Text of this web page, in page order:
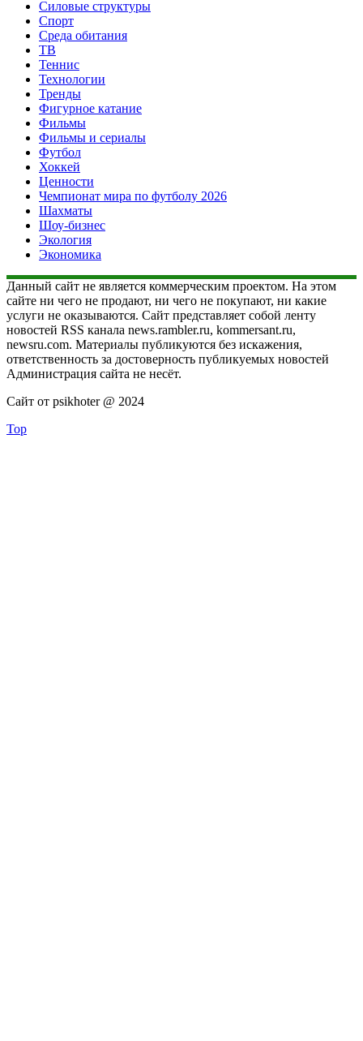
Силовые структуры
Спорт
Среда обитания
ТВ
Теннис
Технологии
Тренды
Фигурное катание
Фильмы
Фильмы и сериалы
Футбол
Хоккей
Ценности
Чемпионат мира по футболу 2026
Шахматы
Шоу-бизнес
Экология
Экономика
Данный сайт не является коммерческим проектом. На этом
сайте ни чего не продают, ни чего не покупают, ни какие
услуги не оказываются. Сайт представляет собой ленту
новостей RSS канала news.rambler.ru, kommersant.ru,
newsru.com. Материалы публикуются без искажения,
ответственность за достоверность публикуемых новостей
Администрация сайта не несёт.
Сайт от psikhoter @ 2024
Top